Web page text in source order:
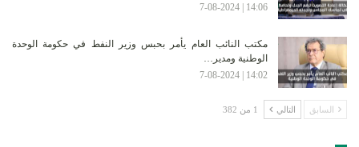
14:06 | 7-08-2024
مكتب النائب العام يأمر بحبس وزير النفط في حكومة الوحدة
الوطنية ومدير…
14:02 | 7-08-2024
السابق التالي 1 من 382